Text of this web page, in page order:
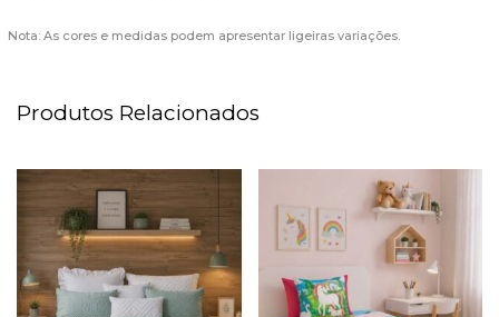
Nota: As cores e medidas podem apresentar ligeiras variações.
Produtos Relacionados